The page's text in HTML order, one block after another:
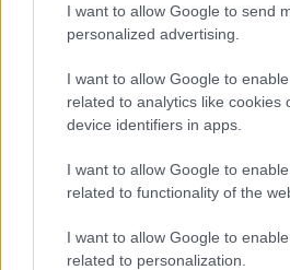
I want to allow Google to send
personalized advertising.
I want to allow Google to
related to analytics like cookies
device identifiers in apps.
I want to allow Google to
related to functionality of the
I want to allow Google to
related to personalization.
érvéyntelen, bele van fektetve
eltörlöm, a parlament, azt
hogy te most adsz nekem 18
székházat építsz gyorsan, ez
akkor én megcsinálom a
Hát hiszen a törvényen belül
- Mv.: de ezzel azt akarod
pályáztak, azok végül is
Azért 15 ember hiábavalóan
pályázatát.